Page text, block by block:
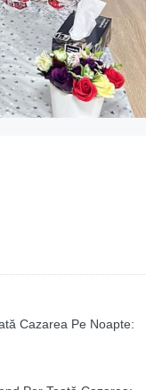
Cazarea Pe Noapte: